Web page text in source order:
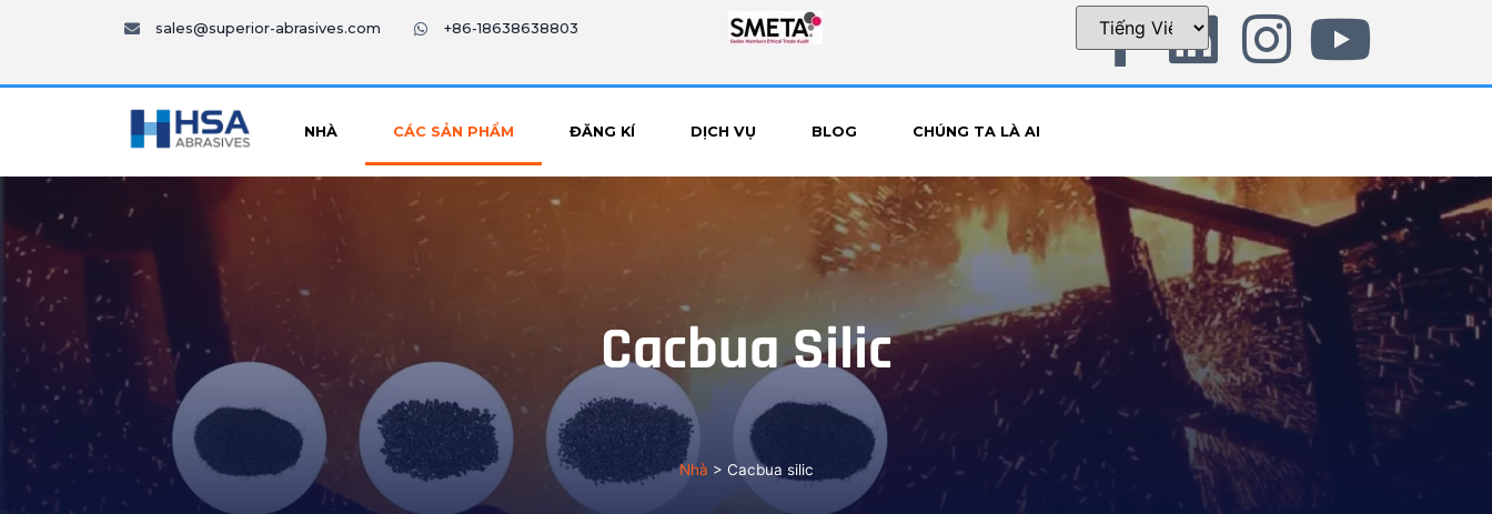
sales@superior-abrasives.com +86-18638638803
NHÀ CÁC SẢN PHẨM ĐĂNG KÍ DỊCH VỤ BLOG CHÚNG TA LÀ AI
Cacbua Silic
Nhà > Cacbua silic